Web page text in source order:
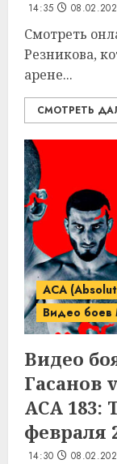
14:35
Смотреть
Резникова,
арене...
СМОТРЕТЬ
ACA
Видео боев
Видео
Гасанов
ACA 183:
февраля
14:30